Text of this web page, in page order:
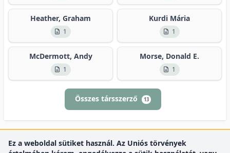
Heather, Graham
1
Kurdi Mária
1
McDermott, Andy
1
Morse, Donald E.
1
Összes társszerző 13
Ez a weboldal sütiket használ. Az Uniós törvények